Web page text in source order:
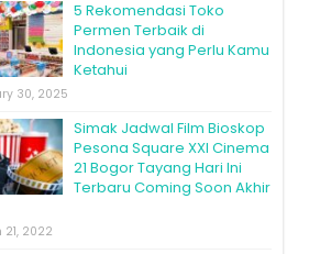
5 Rekomendasi Toko
Permen Terbaik di
Indonesia yang Perlu Kamu
Ketahui
30, 2025
Simak Jadwal Film Bioskop
Pesona Square XXI Cinema
21 Bogor Tayang Hari Ini
Terbaru Coming Soon Akhir
21, 2022